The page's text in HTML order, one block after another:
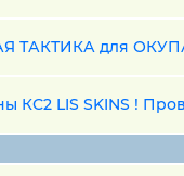
для
КС2 LIS SKINS !